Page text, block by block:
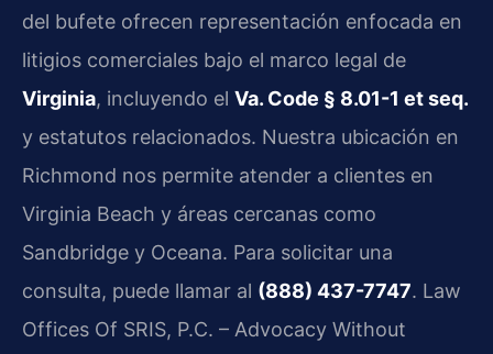
del bufete ofrecen representación enfocada en
litigios comerciales bajo el marco legal de
Virginia, incluyendo el Va. Code § 8.01-1 et seq.
y estatutos relacionados. Nuestra ubicación en
Richmond nos permite atender a clientes en
Virginia Beach y áreas cercanas como
Sandbridge y Oceana. Para solicitar una
consulta, puede llamar al (888) 437-7747. Law
Offices Of SRIS, P.C. – Advocacy Without